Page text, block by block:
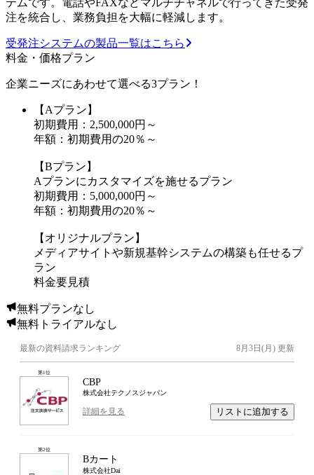
注を統合し、業務負担を大幅に軽減します。
受発注システムの製品一覧はこちら
料金・価格プラン
企業ニーズにあわせて選べる3プラン！
【Aプラン】
初期費用：2,500,000円～
年額：初期費用の20％～
【Bプラン】
Aプランにカスタマイズを施せるプラン
初期費用：5,000,000円～
年額：初期費用の20％～
【オリジナルプラン】
メディアサイトや新規基幹システムの構築も任せるプ
ラン
料金要見積
無料プランなし
無料トライアルなし
最新の資料請求ランキング 8月3日(月) 更新
第1位
CBP
株式会社テクノスジャパン
詳細を見る リストに追加する
第2位
Bカート
株式会社Dai